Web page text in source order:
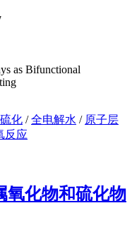
as Bifunctional
化 /全电解水 / 原子层
反应
氧化物和硫化物